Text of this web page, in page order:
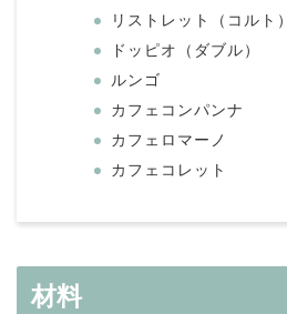
リストレット（コルト）
ドッピオ（ダブル）
ルンゴ
カフェコンパンナ
カフェロマーノ
カフェコレット
材料